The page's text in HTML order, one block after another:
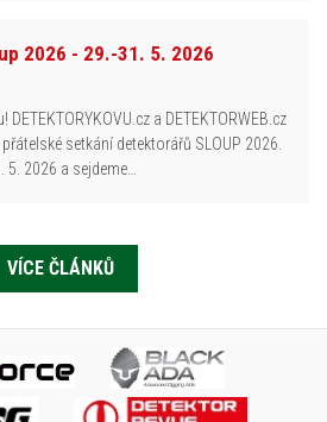
2026 - 29.-31. 5. 2026
a DETEKTORWEB.cz
setkání detektorářů SLOUP 2026.
5. 2026 a sejdeme…
VÍCE ČLÁNKŮ